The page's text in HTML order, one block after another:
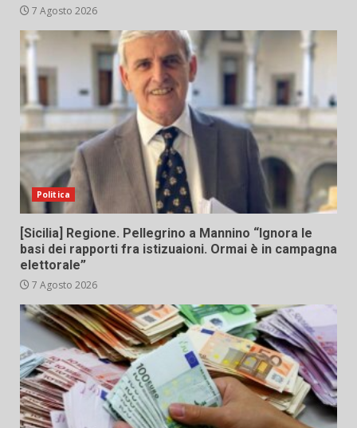
7 Agosto 2026
Politica
[Sicilia] Regione. Pellegrino a Mannino “Ignora le
basi dei rapporti fra istizuaioni. Ormai è in campagna
elettorale”
7 Agosto 2026